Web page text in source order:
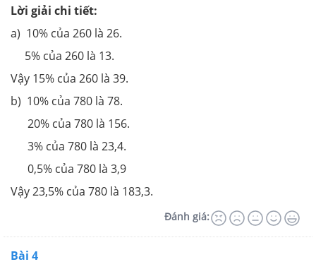
Lời giải chi tiết:
a) 10% của 260 là 26.
5% của 260 là 13.
Vậy 15% của 260 là 39.
b) 10% của 780 là 78.
20% của 780 là 156.
3% của 780 là 23,4.
0,5% của 780 là 3,9
Vậy 23,5% của 780 là 183,3.
Đánh giá:
Bài 4